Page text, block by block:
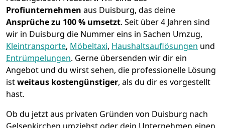
Profiunternehmen aus Duisburg, das deine
Ansprüche zu 100 % umsetzt. Seit über 4 Jahren sind
wir in Duisburg die Nummer eins in Sachen Umzug,
Kleintransporte, Möbeltaxi, Haushaltsauflösungen und
Entrümpelungen. Gerne übersenden wir dir ein
Angebot und du wirst sehen, die professionelle Lösung
istweitaus kostengünstiger, als du dir es vorgestellt
hast.
Ob du jetzt aus privaten Gründen von Duisburg nach